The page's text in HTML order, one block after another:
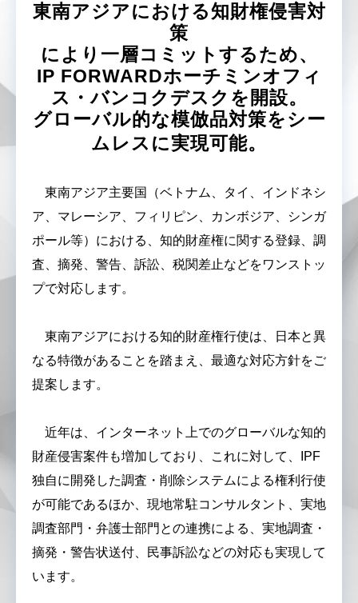
東南アジアにおける知財権侵害対
策
により一層コミットするため、
IP FORWARDホーチミンオフィ
ス・バンコクデスクを開設。
グローバル的な模倣品対策をシー
ムレスに実現可能。
東南アジア主要国（ベトナム、タイ、インドネシ
ア、マレーシア、フィリピン、カンボジア、シンガ
ポール等）における、知的財産権に関する登録、調
査、摘発、警告、訴訟、税関差止などをワンストッ
プで対応します。
東南アジアにおける知的財産権行使は、日本と異
なる特徴があることを踏まえ、最適な対応方針をご
提案します。
近年は、インターネット上でのグローバルな知的
財産侵害案件も増加しており、これに対して、IPF
独自に開発した調査・削除システムによる権利行使
が可能であるほか、現地常駐コンサルタント、実地
調査部門・弁護士部門との連携による、実地調査・
摘発・警告状送付、民事訴訟などの対応も実現して
います。